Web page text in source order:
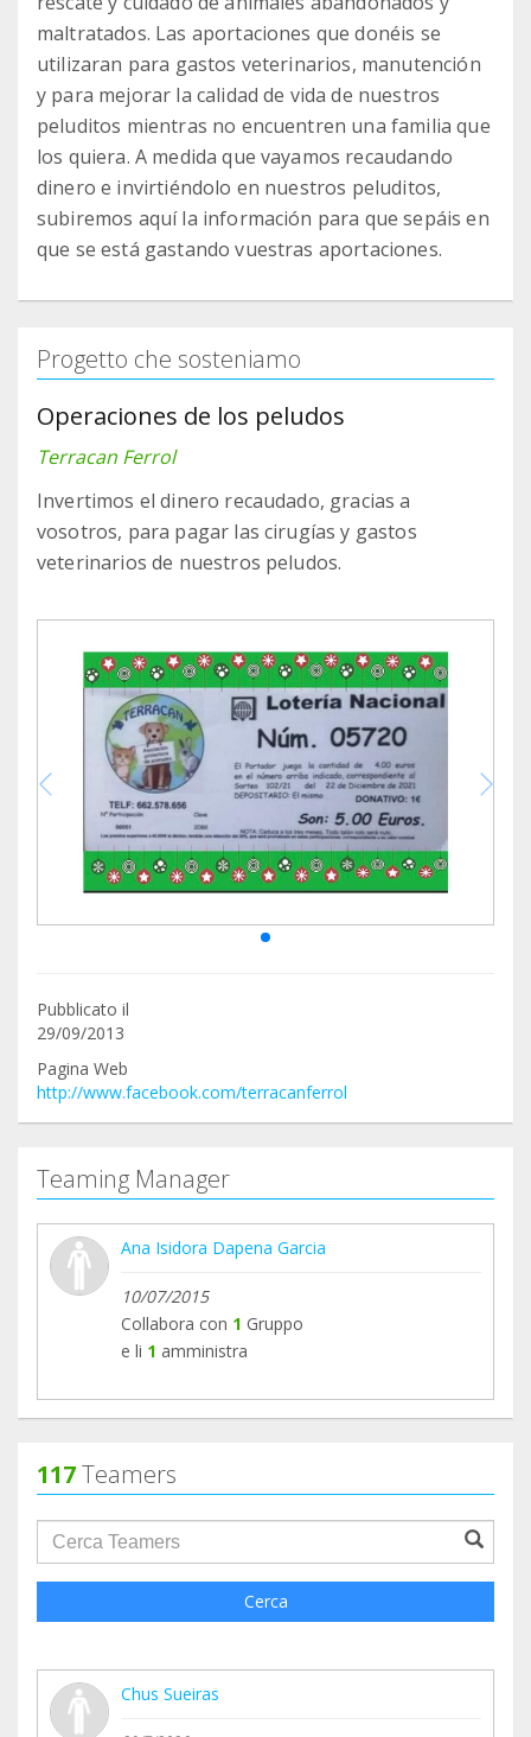
maltratados. Las aportaciones que donéis se
utilizaran para gastos veterinarios, manutención
y para mejorar la calidad de vida de nuestros
peluditos mientras no encuentren una familia que
los quiera. A medida que vayamos recaudando
dinero e invirtiéndolo en nuestros peluditos,
subiremos aquí la información para que sepáis en
que se está gastando vuestras aportaciones.
Progetto che sosteniamo
Operaciones de los peludos
Terracan Ferrol
Invertimos el dinero recaudado, gracias a
vosotros, para pagar las cirugías y gastos
veterinarios de nuestros peludos.
Pubblicato il
29/09/2013
Pagina Web
http://www.facebook.com/terracanferrol
Teaming Manager
Ana Isidora Dapena Garcia
10/07/2015
Collabora con 1 Gruppo
e li 1 amministra
117Teamers
groupProfile.searchForm.search.text???
Cerca
Chus Sueiras